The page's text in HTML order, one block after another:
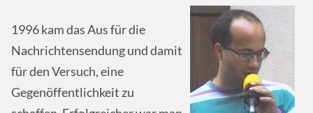
1996 kam das Aus für die
Nachrichtensendung und damit
für den Versuch, eine
Gegenöffentlichkeit zu